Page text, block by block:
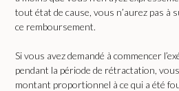
tout état de cause, vous n’aurez pas à
ce remboursement.
Si vous avez demandé à commencer
pendant la période de rétractation,
montant proportionnel à ce qui a été